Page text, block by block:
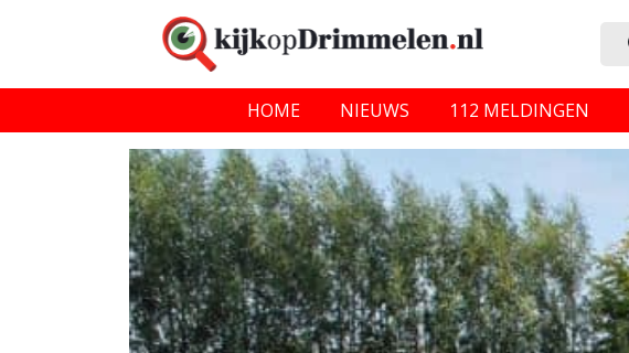
HOME NIEUWS 112 MELDINGEN